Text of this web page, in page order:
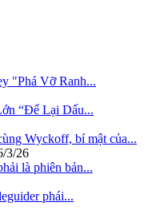
"Phá Vỡ Ranh...
“Để Lại Dấu...
Wyckoff, bí mật của...
3/26
là phiên bản...
phái...